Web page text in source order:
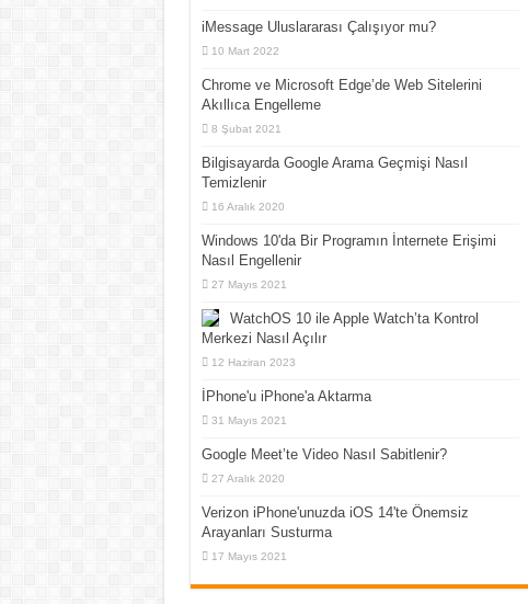
iMessage Uluslararası Çalışıyor mu?
10 Mart 2022
Chrome ve Microsoft Edge’de Web Sitelerini
Akıllıca Engelleme
8 Şubat 2021
Bilgisayarda Google Arama Geçmişi Nasıl
Temizlenir
16 Aralık 2020
Windows 10'da Bir Programın İnternete Erişimi
Nasıl Engellenir
27 Mayıs 2021
WatchOS 10 ile Apple Watch’ta Kontrol
Merkezi Nasıl Açılır
12 Haziran 2023
İPhone'u iPhone'a Aktarma
31 Mayıs 2021
Google Meet’te Video Nasıl Sabitlenir?
27 Aralık 2020
Verizon iPhone'unuzda iOS 14'te Önemsiz
Arayanları Susturma
17 Mayıs 2021